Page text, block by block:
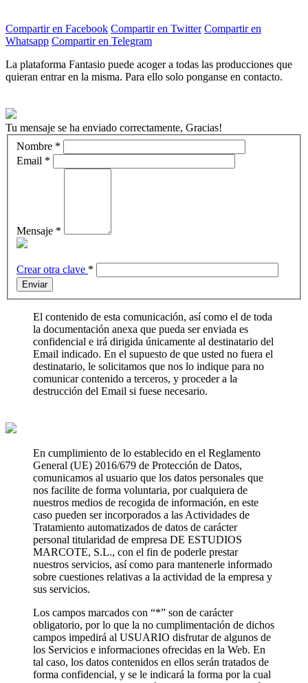
Compartir en Facebook Compartir en Twitter Compartir en
Whatsapp Compartir en Telegram
La plataforma Fantasio puede acoger a todas las producciones que
quieran entrar en la misma. Para ello solo ponganse en contacto.
Tu mensaje se ha enviado correctamente, Gracias!
Nombre *
Email *
Mensaje *
Crear otra clave *
Enviar
El contenido de esta comunicación, así como el de toda
la documentación anexa que pueda ser enviada es
confidencial e irá dirigida únicamente al destinatario del
Email indicado. En el supuesto de que usted no fuera el
destinatario, le solicitamos que nos lo indique para no
comunicar contenido a terceros, y proceder a la
destrucción del Email si fuese necesario.
En cumplimiento de lo establecido en el Reglamento
General (UE) 2016/679 de Protección de Datos,
comunicamos al usuario que los datos personales que
nos facilite de forma voluntaria, por cualquiera de
nuestros medios de recogida de información, en este
caso pueden ser incorporados a las Actividades de
Tratamiento automatizados de datos de carácter
personal titularidad de empresa DE ESTUDIOS
MARCOTE, S.L., con el fin de poderle prestar
nuestros servicios, así como para mantenerle informado
sobre cuestiones relativas a la actividad de la empresa y
sus servicios.
Los campos marcados con “*” son de carácter
obligatorio, por lo que la no cumplimentación de dichos
campos impedirá al USUARIO disfrutar de algunos de
los Servicios e informaciones ofrecidas en la Web. En
tal caso, los datos contenidos en ellos serán tratados de
forma confidencial, y se le indicará la forma por la cual